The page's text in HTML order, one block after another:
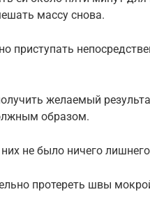
массу снова.
приступать
желаемый
образом.
не было ничего
протереть швы